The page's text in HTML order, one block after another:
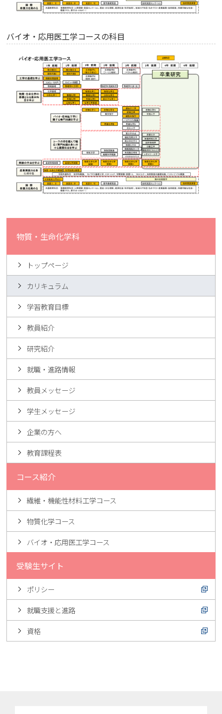
バイオ・応用医工学コースの科目
物質・生命化学科
トップページ
カリキュラム
学習教育目標
教員紹介
研究紹介
就職・進路情報
教員メッセージ
学生メッセージ
企業の方へ
教育課程表
コース紹介
繊維・機能性材料工学コース
物質化学コース
バイオ・応用医工学コース
受験生サイト
ポリシー
就職支援と進路
資格